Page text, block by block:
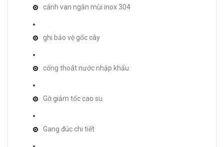
cánh van ngăn mùi inox 304
ghi bảo vệ gốc cây
cống thoát nước nhập khẩu
Gờ giảm tốc cao su
Gang đúc chi tiết